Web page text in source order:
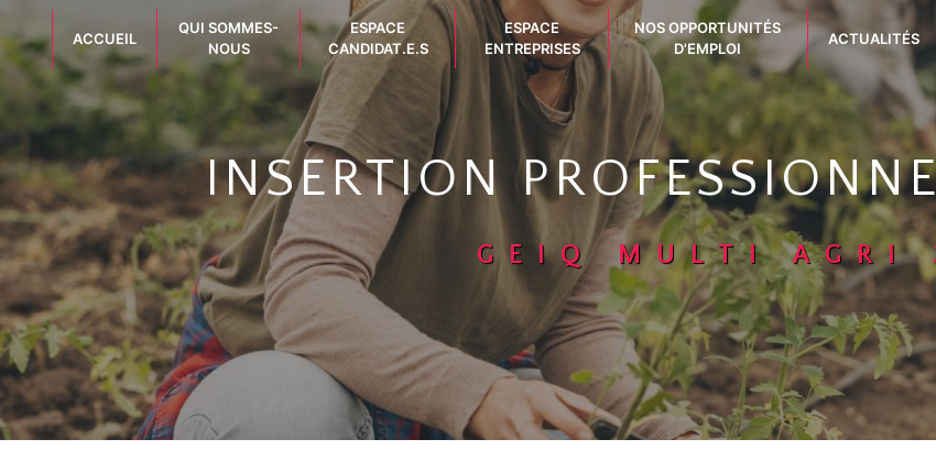
ACCUEIL
QUI SOMMES-
NOUS
ESPACE
CANDIDAT.E.S
ESPACE
ENTREPRISES
NOS OPPORTUNITÉS
D'EMPLOI
ACTUALITÉS
INSERTION
GEIQ MULTI AGRI
Panneau de gestion des cookies